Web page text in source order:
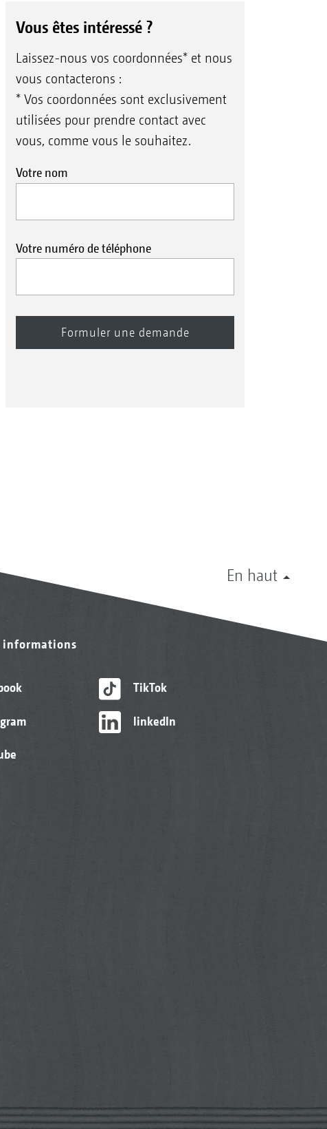
Vous êtes intéressé ?
Laissez-nous vos coordonnées* et nous
vous contacterons :
* Vos coordonnées sont exclusivement
utilisées pour prendre contact avec
vous, comme vous le souhaitez.
Votre nom
Votre numéro de téléphone
En haut
informations
TikTok
linkedIn